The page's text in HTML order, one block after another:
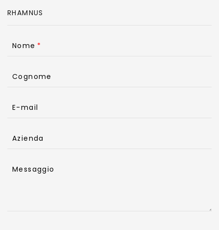
Nome
Cognome
E-mail
Azienda
Messaggio